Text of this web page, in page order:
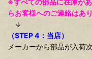
※すべての部品に在庫が
らお客様へのご連絡はあ
↓
（STEP 4：当店）
メーカーから部品が入荷